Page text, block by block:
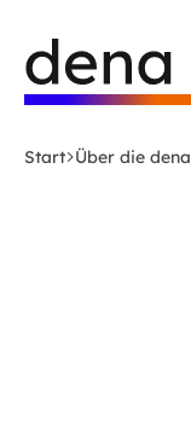
Hauptinhalt
springen
Deutsche
Energie-
Agentur
-
Start Über die dena